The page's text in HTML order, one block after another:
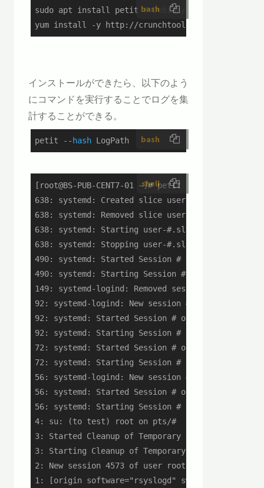
bash
sudo apt install petit # Debian/Ubuntu系の場合
yum install -y http://crunchtools.com/wp-
インストールができたら、以下のよう
にコマンドを実行することでログを集
計することができる。
bash
petit -- hash LogPath
shell
[root@BS-PUB-CENT7-01 ~]# petit --hash /var/log/
638: systemd: Created slice user-#.slice.
638: systemd: Removed slice user-#.slice.
638: systemd: Starting user-#.slice.
638: systemd: Stopping user-#.slice.
490: systemd: Started Session # of user apache.
490: systemd: Starting Session # of user apache.
149: systemd-logind: Removed session #.
92: systemd-logind: New session # of user test.
92: systemd: Started Session # of user test.
92: systemd: Starting Session # of user test.
72: systemd: Started Session # of user root.
72: systemd: Starting Session # of user root.
56: systemd-logind: New session # of user test#.
56: systemd: Started Session # of user test#.
56: systemd: Starting Session # of user test#.
4: su: (to test) root on pts/#
3: Started Cleanup of Temporary Directories.
3: Starting Cleanup of Temporary Directories...
2: New session 4573 of user root.
1: [origin software="rsyslogd" swVersion="7.4.7"